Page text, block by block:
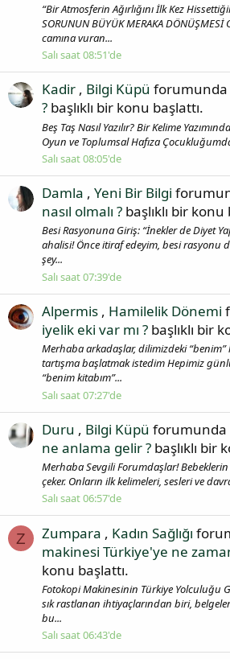
“Bir Atmosferin Ağırlığını İlk Kez
SORUNUN BÜYÜK MERAKA
camına vuran...
Salı saat 08:51'de
Kadir , Bilgi Küpü forumunda
? başlıklı bir konu başlattı.
Beş Taş Nasıl Yazılır? Bir Kelime
Oyun ve Toplumsal Hafıza
Salı saat 08:05'de
Damla , Yeni Bir Bilgi
nasıl olmalı ? başlıklı bir konu
Besi Rasyonuna Giriş: “İnekler de Diyet
ahalisi! Önce itiraf edeyim, besi rasyonu
şey...
Salı saat 07:39'de
Alpermis , Hamilelik Dönemi
iyelik eki var mı ? başlıklı bir
Merhaba arkadaşlar, dilimizdeki
tartışma başlatmak istedim Hepimiz
“benim kitabım”...
Salı saat 07:27'de
Duru , Bilgi Küpü forumunda
ne anlama gelir ? başlıklı bir
Merhaba Sevgili Forumdaşlar!
çeker. Onların ilk kelimeleri, sesleri ve
Salı saat 06:57'de
Z Zumpara , Kadın Sağlığı
makinesi Türkiye'ye ne
konu başlattı.
Fotokopi Makinesinin Türkiye Yolculuğu
sık rastlanan ihtiyaçlarından biri,
bu...
Salı saat 06:43'de